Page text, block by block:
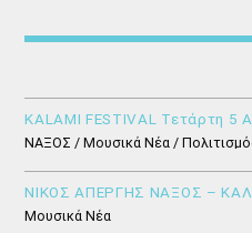
KALAMI FESTIVAL Τετάρτη 5
ΝΑΞΟΣ / Μουσικά Νέα /
ΝΙΚΟΣ ΑΠΕΡΓΗΣ ΝΑΞΟΣ –
Μουσικά Νέα